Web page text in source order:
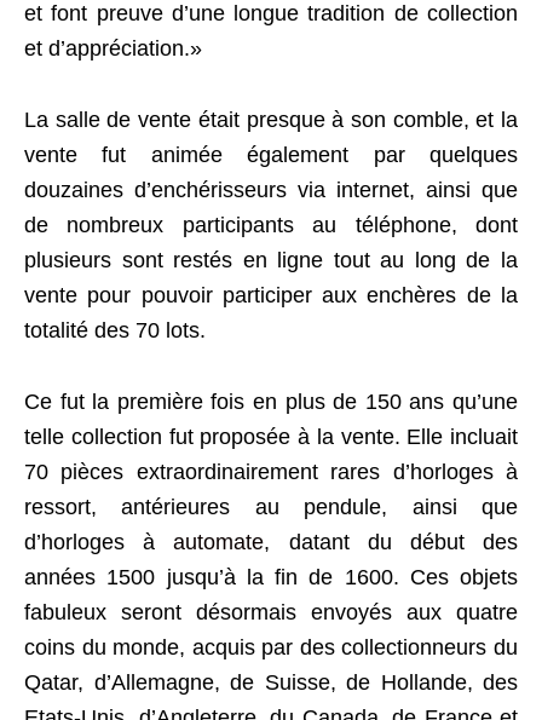
et font preuve d’une longue tradition de collection
et d’appréciation.»
La salle de vente était presque à son comble, et la
vente fut animée également par quelques
douzaines d’enchérisseurs via internet, ainsi que
de nombreux participants au téléphone, dont
plusieurs sont restés en ligne tout au long de la
vente pour pouvoir participer aux enchères de la
totalité des 70 lots.
Ce fut la première fois en plus de 150 ans qu’une
telle collection fut proposée à la vente. Elle incluait
70 pièces extraordinairement rares d’horloges à
ressort, antérieures au pendule, ainsi que
d’horloges àautomate, datant du début des
années 1500 jusqu’à la fin de 1600. Ces objets
fabuleux seront désormais envoyés aux quatre
coins du monde, acquis par des collectionneurs du
Qatar, d’Allemagne, de Suisse, de Hollande, des